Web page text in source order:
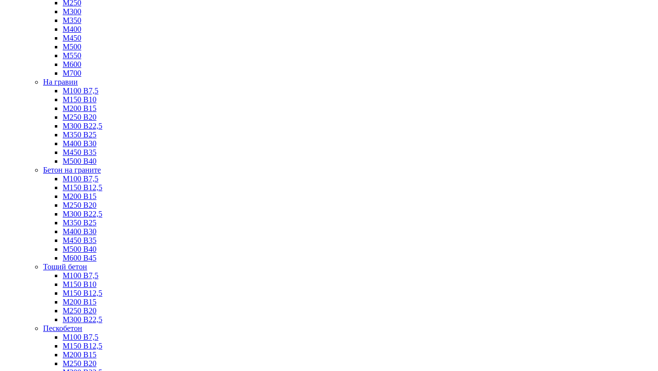
М250
М300
М350
М400
М450
М500
М550
М600
М700
На гравии
М100 B7,5
М150 B10
М200 B15
М250 B20
М300 B22,5
М350 B25
М400 B30
М450 B35
М500 B40
Бетон на граните
М100 B7,5
М150 B12,5
М200 B15
М250 B20
М300 B22,5
М350 B25
М400 B30
М450 B35
М500 B40
М600 B45
Тощий бетон
М100 В7,5
М150 В10
М150 В12,5
М200 В15
М250 В20
М300 В22,5
Пескобетон
М100 В7,5
М150 В12,5
М200 В15
М250 В20